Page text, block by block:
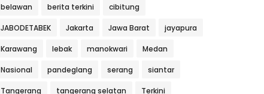
belawan berita terkini cibitung
JABODETABEK Jakarta Jawa Barat jayapura
Karawang lebak manokwari Medan
Nasional pandeglang serang siantar
Tangerang tangerang selatan Terkini